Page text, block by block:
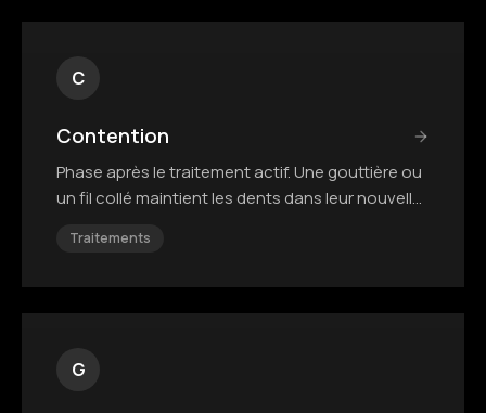
C
Contention
Phase après le traitement actif. Une gouttière ou
un fil collé maintient les dents dans leur nouvelle
Traitements
G